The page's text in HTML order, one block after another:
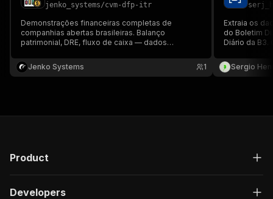
jenko_systems/cvm-dfp-itr
Demonstrações financeiras completas de
companhias abertas brasileiras. Balanço
patrimonial, DRE, fluxo de caixa — dados
CVM.
Jenko Systems 1
Extraia os
do Boletim
Diário da B3.
volume total
Sergio
Product
Developers